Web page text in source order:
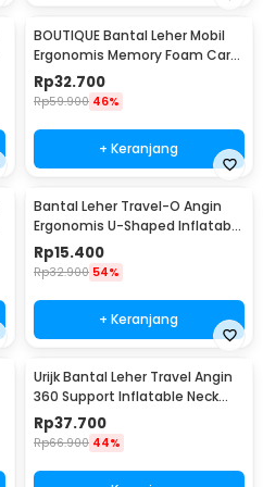
BOUTIQUE Bantal Leher Mobil
Ergonomis Memory Foam Car
Headrest Pillow - CAR247
Rp32.700
Rp59.900 46%
+ Keranjang
Bantal Leher Travel-O Angin
Ergonomis U-Shaped Inflatable
Neck Pillow - RH40
Rp15.400
Rp32.900 54%
+ Keranjang
Urijk Bantal Leher Travel Angin
360 Support Inflatable Neck
Pillow - M1345
Rp37.700
Rp66.900 44%